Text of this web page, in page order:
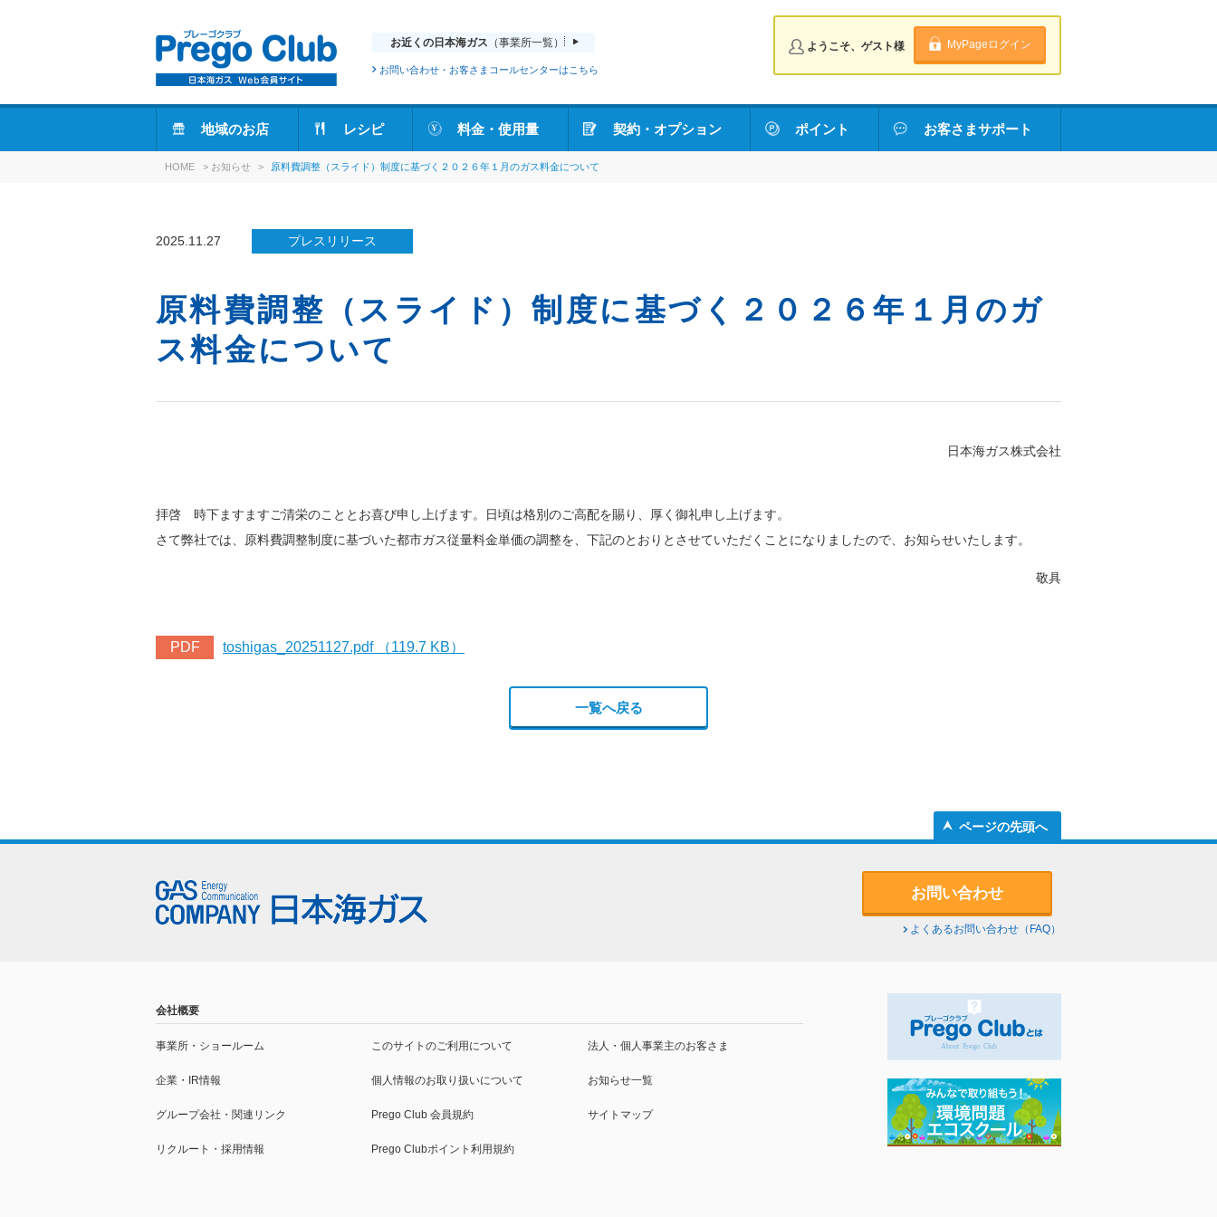
お近くの日本海ガス （事業所一覧）
お問い合わせ・お客さまコールセンターはこちら
ようこそ、ゲスト様 MyPageログイン
地域のお店 レシピ 料金・使用量 契約・オプション ポイント お客さまサポート
HOME > お知らせ > 原料費調整（スライド）制度に基づく２０２６年１月のガス料金について
2025.11.27 プレスリリース
原料費調整（スライド）制度に基づく２０２６年１月のガ
ス料金について
日本海ガス株式会社
拝啓 時下ますますご清栄のこととお喜び申し上げます。日頃は格別のご高配を賜り、厚く御礼申し上げます。
さて弊社では、原料費調整制度に基づいた都市ガス従量料金単価の調整を、下記のとおりとさせていただくことになりましたので、お知らせいたします。
敬具
PDF toshigas_20251127.pdf （119.7 KB）
一覧へ戻る
ページの先頭へ
お問い合わせ
よくあるお問い合わせ（FAQ）
会社概要
事業所・ ショールーム
企業・IR情報
グループ会社・ 関連リンク
リクルート・採用情報
このサイトのご利用について
個人情報のお取り扱いについて
Prego Club会員規約
Prego Clubポイント利用規約
法人・個人事業主のお客さま
お知らせ一覧
サイトマップ